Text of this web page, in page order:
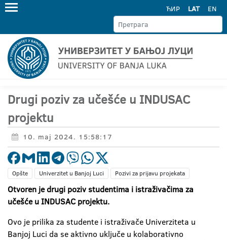
ЋИР LAT EN
Drugi poziv za učešće u INDUSAC
projektu
10. maj 2024. 15:58:17
Opšte Univerzitet u Banjoj Luci Pozivi za prijavu projekata
Otvoren je drugi poziv studentima i istraživačima za
učešće u INDUSAC projektu.
Ovo je prilika za studente i istraživače Univerziteta u
Banjoj Luci da se aktivno uključe u kolaborativno